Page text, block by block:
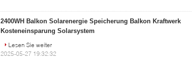
2400WH Balkon Solarenergie Speicherung Balkon Kraftwerk
Kosteneinsparung Solarsystem
Lesen Sie weiter
2025-05-27 19:32:32